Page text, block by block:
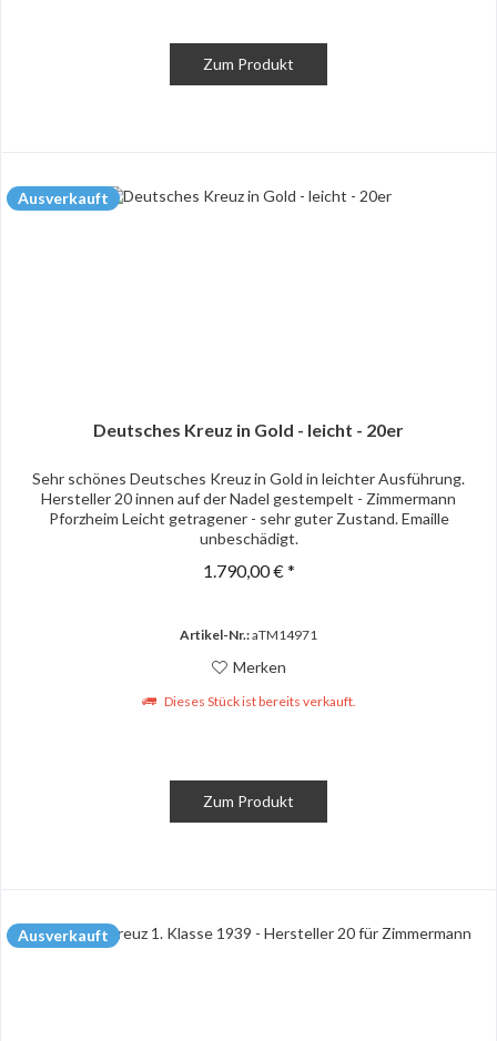
Zum Produkt
Ausverkauft
Deutsches Kreuz in Gold - leicht - 20er
Sehr schönes Deutsches Kreuz in Gold in leichter Ausführung.
Hersteller 20 innen auf der Nadel gestempelt - Zimmermann
Pforzheim Leicht getragener - sehr guter Zustand. Emaille
unbeschädigt.
1.790,00 € *
Artikel-Nr.:aTM14971
Merken
Dieses Stück ist bereits verkauft.
Zum Produkt
Ausverkauft